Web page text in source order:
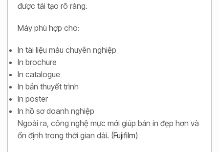
được tái tạo rõ ràng.
Máy phù hợp cho:
In tài liệu màu chuyên nghiệp
In brochure
In catalogue
In bản thuyết trình
In poster
In hồ sơ doanh nghiệp
Ngoài ra, công nghệ mực mới giúp bản in đẹp hơn và
ổn định trong thời gian dài. (Fujifilm)